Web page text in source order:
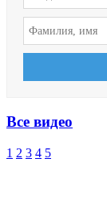
Все видео
1 2 3 4 5